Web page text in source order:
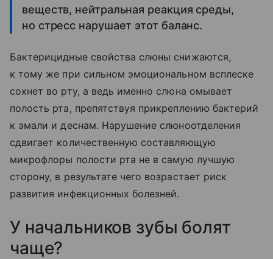
веществ, нейтральная реакция среды,
но стресс нарушает этот баланс.
Бактерицидные свойства слюны снижаются,
к тому же при сильном эмоциональном всплеске
сохнет во рту, а ведь именно слюна омывает
полость рта, препятствуя прикреплению бактерий
к эмали и деснам. Нарушение слюноотделения
сдвигает количественную составляющую
микрофлоры полости рта не в самую лучшую
сторону, в результате чего возрастает риск
развития инфекционных болезней.
У начальников зубы болят
чаще?